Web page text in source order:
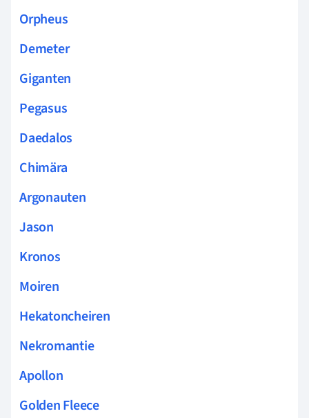
Orpheus
Demeter
Giganten
Pegasus
Daedalos
Chimära
Argonauten
Jason
Kronos
Moiren
Hekatoncheiren
Nekromantie
Apollon
Golden Fleece